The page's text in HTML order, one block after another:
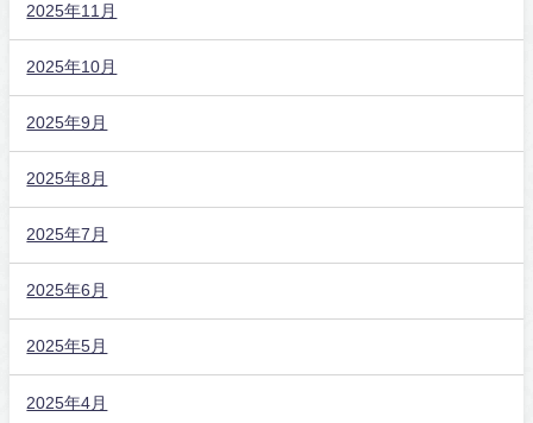
2025年11月
2025年10月
2025年9月
2025年8月
2025年7月
2025年6月
2025年5月
2025年4月